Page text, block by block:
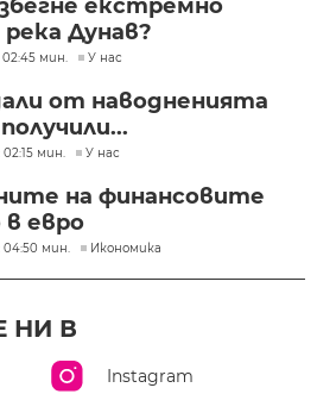
екстремно
Дунав?
мин. У нас
от наводненията
мин. У нас
на финансовите
в евро
04:50 мин. Икономика
НИ В
Instagram